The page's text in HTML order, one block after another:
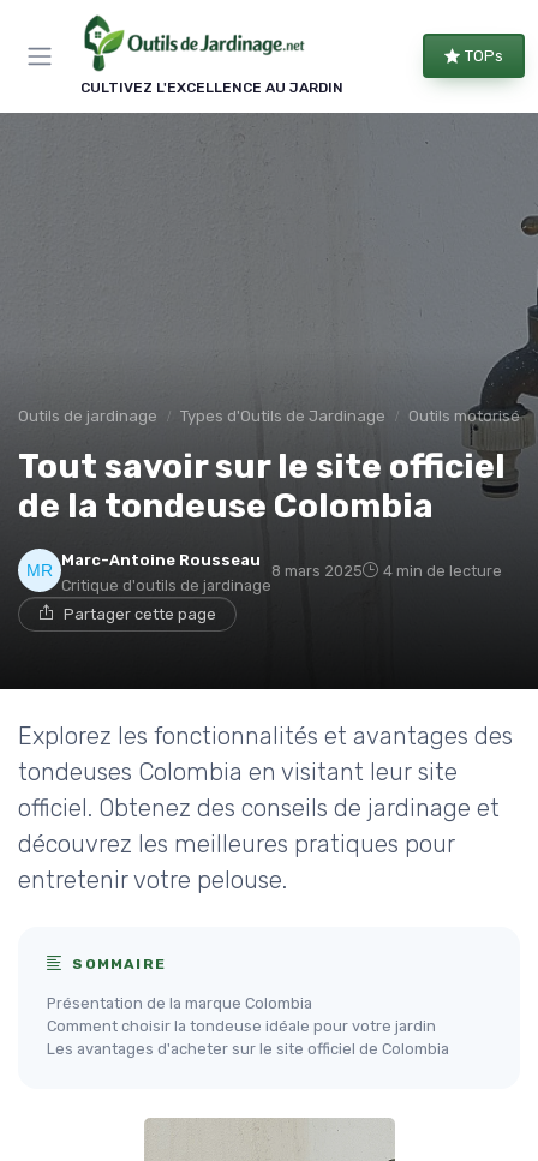
CULTIVEZ L'EXCELLENCE AU JARDIN
TOPs
Outils de jardinage Types d'Outils de Jardinage Outils motorisés
Tout savoir sur le site officiel
de la tondeuse Colombia
Marc-Antoine Rousseau
Critique d'outils de jardinage
8 mars 2025 4 min de lecture
Partager cette page
Explorez les fonctionnalités et avantages des
tondeuses Colombia en visitant leur site
officiel. Obtenez des conseils de jardinage et
découvrez les meilleures pratiques pour
entretenir votre pelouse.
SOMMAIRE
Présentation de la marque Colombia
Comment choisir la tondeuse idéale pour votre jardin
Les avantages d'acheter sur le site officiel de Colombia
Panneau de gestion des cookies